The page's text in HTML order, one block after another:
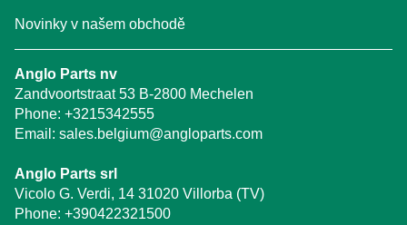
Novinky v našem obchodě
Anglo Parts nv
Zandvoortstraat 53 B-2800 Mechelen
Phone: +3215342555
Email: sales.belgium@angloparts.com
Anglo Parts srl
Vicolo G. Verdi, 14 31020 Villorba (TV)
Phone: +390422321500